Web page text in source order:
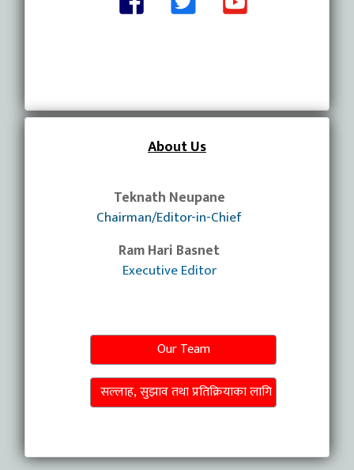
About Us
Teknath Neupane
Chairman/Editor-in-Chief
Ram Hari Basnet
Executive Editor
Our Team
सल्लाह, सुझाव तथा प्रतिक्रियाका लागि